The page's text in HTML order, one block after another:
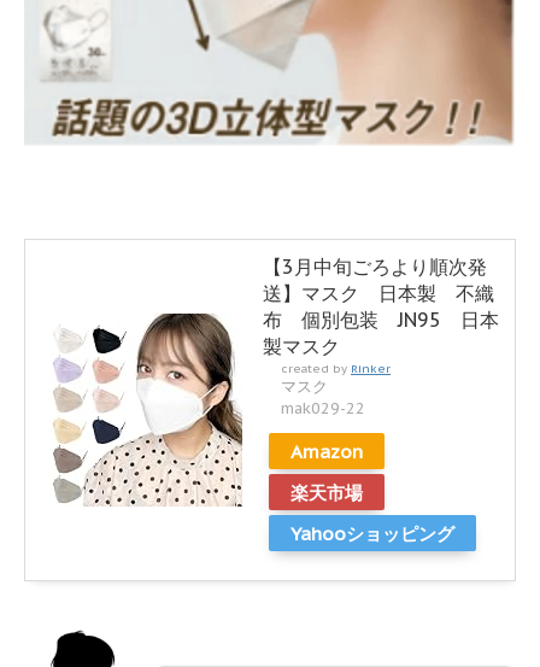
【3月中旬ごろより順次発
送】マスク 日本製 不織
布 個別包装 JN95 日本
製マスク
created by Rinker
マスク
mak029-22
Amazon
楽天市場
Yahooショッピング